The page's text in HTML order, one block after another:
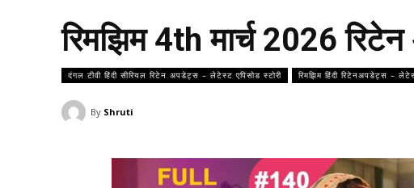
रिमझिम 4th मार्च 2026
दंगल टीवी हिंदी सीरियल रिटेन अपडेट्स – लेटेस्ट एपिसोड स्टोरी रिमझिम हिंदी रिटेनअपडेट्स –
By Shruti